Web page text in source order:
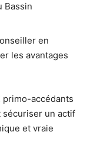
Bassin
en
les avantages
primo-accédants
sécuriser un actif
et vraie